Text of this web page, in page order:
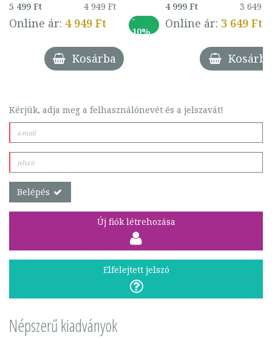
5 499 Ft 4 949 Ft
Online ár: 4 949 Ft
-
10%
Kosárba
4 999 Ft 3 649 Ft
Online ár: 3 649 Ft
Kosárba
Kérjük, adja meg a felhasználónevét és a jelszavát!
Belépés
Új fiók létrehozása
Elfelejtett jelszó
Népszerű kiadványok